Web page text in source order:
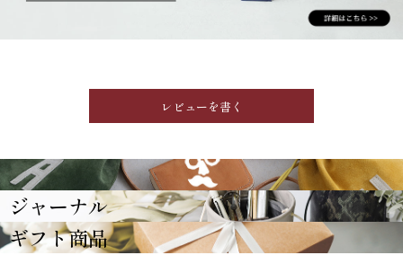
レビューを書く
GRIMM LAB
ジャーナル
ギフト商品